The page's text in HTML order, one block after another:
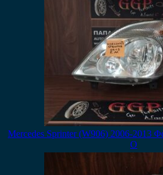
Mercedes Sprinter (W906) 2006-2013
Ο